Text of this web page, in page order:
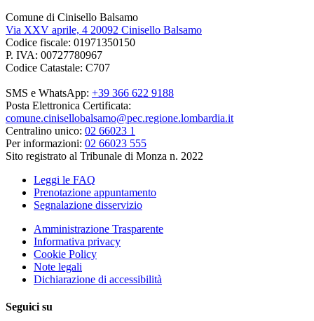
Comune di Cinisello Balsamo
Via XXV aprile, 4 20092 Cinisello Balsamo
Codice fiscale: 01971350150
P. IVA: 00727780967
Codice Catastale: C707
SMS e WhatsApp: +39 366 622 9188
Posta Elettronica Certificata:
comune.cinisellobalsamo@pec.regione.lombardia.it
Centralino unico: 02 66023 1
Per informazioni: 02 66023 555
Sito registrato al Tribunale di Monza n. 2022
Leggi le FAQ
Prenotazione appuntamento
Segnalazione disservizio
Amministrazione Trasparente
Informativa privacy
Cookie Policy
Note legali
Dichiarazione di accessibilità
Seguici su